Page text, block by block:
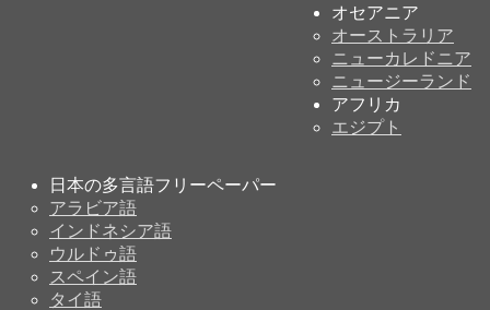
オセアニア
オーストラリア
ニューカレドニア
ニュージーランド
アフリカ
エジプト
日本の多言語フリーペーパー
アラビア語
インドネシア語
ウルドゥ語
スペイン語
タイ語